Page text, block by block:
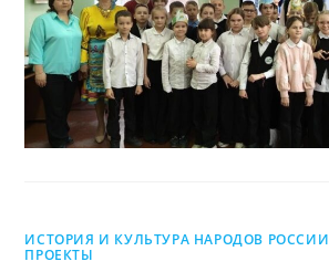
ИСТОРИЯ И КУЛЬТУРА НАРОДОВ РОССИИ
ПРОЕКТЫ